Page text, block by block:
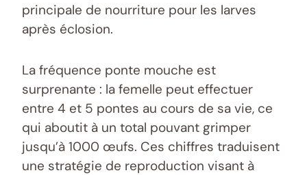
principale de nourriture pour les larves
après éclosion.
La fréquence ponte mouche est
surprenante : la femelle peut effectuer
entre 4 et 5 pontes au cours de sa vie, ce
qui aboutit à un total pouvant grimper
jusqu’à 1000 œufs. Ces chiffres traduisent
une stratégie de reproduction visant à